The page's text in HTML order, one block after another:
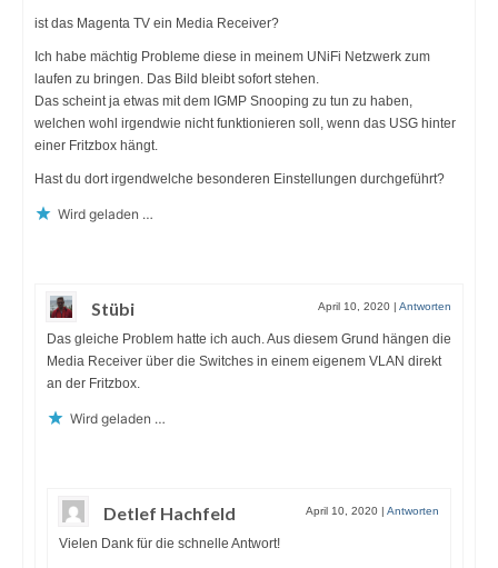
ist das Magenta TV ein Media Receiver?
Ich habe mächtig Probleme diese in meinem UNiFi Netzwerk zum
laufen zu bringen. Das Bild bleibt sofort stehen.
Das scheint ja etwas mit dem IGMP Snooping zu tun zu haben,
welchen wohl irgendwie nicht funktionieren soll, wenn das USG hinter
einer Fritzbox hängt.
Hast du dort irgendwelche besonderen Einstellungen durchgeführt?
Wird geladen …
Stübi April 10, 2020 Antworten
Das gleiche Problem hatte ich auch. Aus diesem Grund hängen die
Media Receiver über die Switches in einem eigenem VLAN direkt
an der Fritzbox.
Wird geladen …
Detlef Hachfeld April 10, 2020 Antworten
Vielen Dank für die schnelle Antwort!